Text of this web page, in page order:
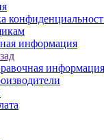
информация
информация